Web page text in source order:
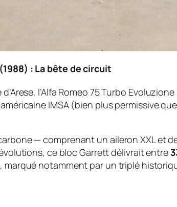
: La bête de circuit
l’Alfa Romeo 75 Turbo
IMSA (bien plus permissive
— comprenant un aileron XXL et
ce bloc Garrett délivrait entre
marqué notamment par un triplé